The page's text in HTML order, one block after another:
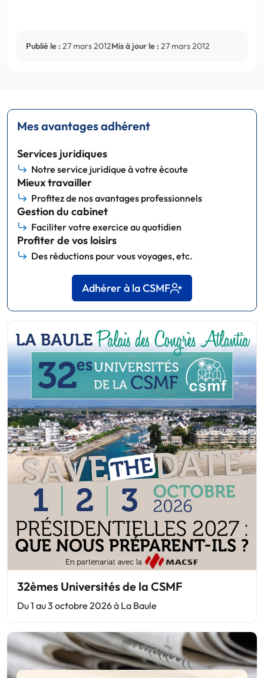
Publié le : 27 mars 2012Mis à jour le : 27 mars 2012
Mes avantages adhérent
Services juridiques
Notre service juridique à votre écoute
Mieux travailler
Profitez de nos avantages professionnels
Gestion du cabinet
Faciliter votre exercice au quotidien
Profiter de vos loisirs
Des réductions pour vous voyages, etc.
Adhérer à la CSMF
32èmes Universités de la CSMF
Du 1 au 3 octobre 2026 à La Baule